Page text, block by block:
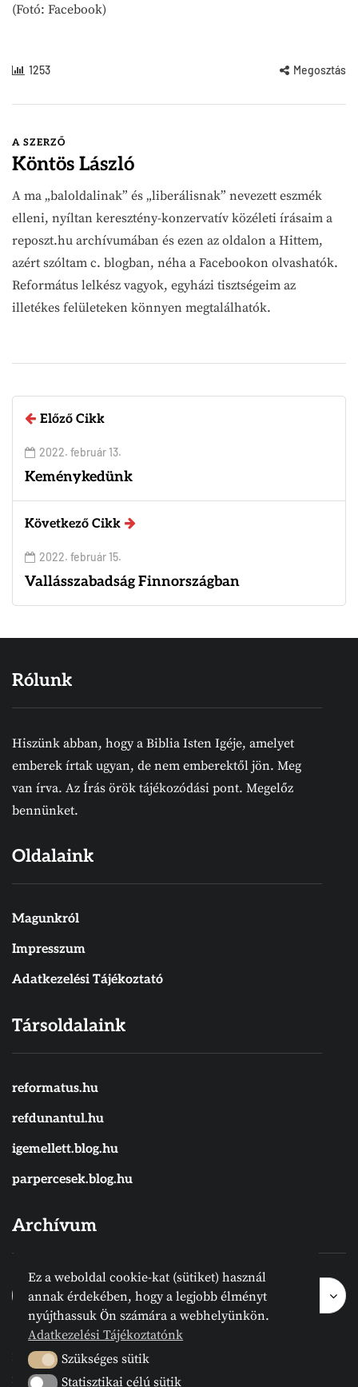
(Fotó: Facebook)
1253 Megosztás
A SZERZŐ
Köntös László
A ma „baloldalinak” és „liberálisnak” nevezett eszmék
elleni, nyíltan keresztény-konzervatív közéleti írásaim a
reposzt.hu archívumában és ezen az oldalon a Hittem,
azért szóltam c. blogban, néha a Facebookon olvashatók.
Református lelkész vagyok, egyházi tisztségeim az
illetékes felületeken könnyen megtalálhatók.
Előző Cikk
2022. február 13.
Keménykedünk
Következő Cikk
2022. február 15.
Vallásszabadság Finnországban
Rólunk
Hiszünk abban, hogy a Biblia Isten Igéje, amelyet
emberek írtak ugyan, de nem emberektől jön. Meg
van írva. Az Írás örök tájékozódási pont. Megelőz
bennünket.
Oldalaink
Magunkról
Impresszum
Adatkezelési Tájékoztató
Társoldalaink
reformatus.hu
refdunantul.hu
igemellett.blog.hu
parpercesek.blog.hu
Archívum
Archívum
Hónap kijelölése
Archívum
2024 © Megvanirva.hu - Minden jog
fenntartva.
Ez a weboldal cookie-kat (sütiket) használ
annak érdekében, hogy a legjobb élményt
nyújthassuk Ön számára a webhelyünkön.
Adatkezelési Tájékoztatónk
Szükséges sütik
Szükséges sütik
Statisztikai célú sütik